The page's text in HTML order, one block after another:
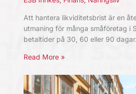
Att hantera likviditetsbrist är en
utmaning för många småföretag i
betaltider på 30, 60 eller 90
Read More »